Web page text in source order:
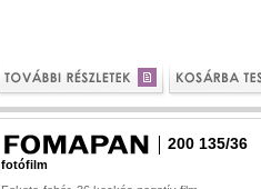
200 135/36
fotófilm